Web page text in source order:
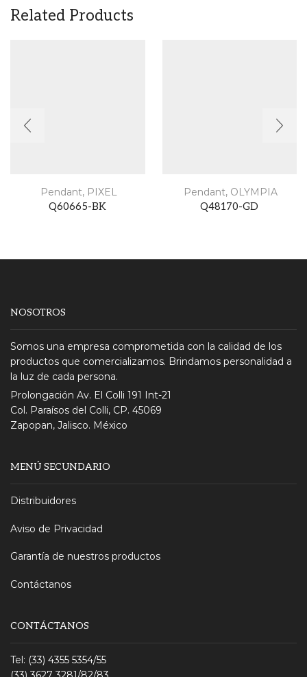
Related Products
Pendant, PIXEL
Q60665-BK
Pendant, OLYMPIA
Q48170-GD
NOSOTROS
Somos una empresa comprometida con la calidad de los
productos que comercializamos. Brindamos personalidad a
la luz de cada persona.
Prolongación Av. El Colli 191 Int-21
Col. Paraísos del Colli, CP. 45069
Zapopan, Jalisco. México
MENÚ SECUNDARIO
Distribuidores
Aviso de Privacidad
Garantía de nuestros productos
Contáctanos
CONTÁCTANOS
Tel: (33) 4355 5354/55